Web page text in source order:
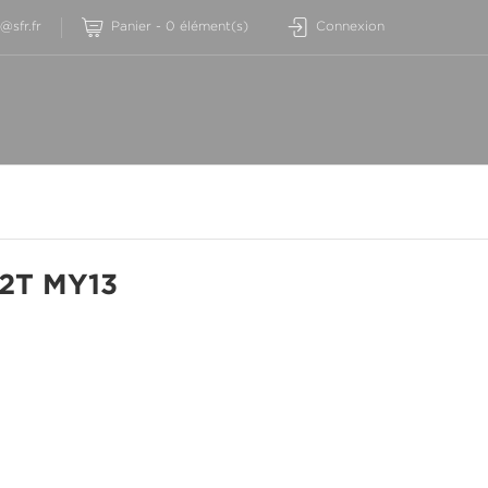
Panier - 0 élément(s) Connexion
MY13